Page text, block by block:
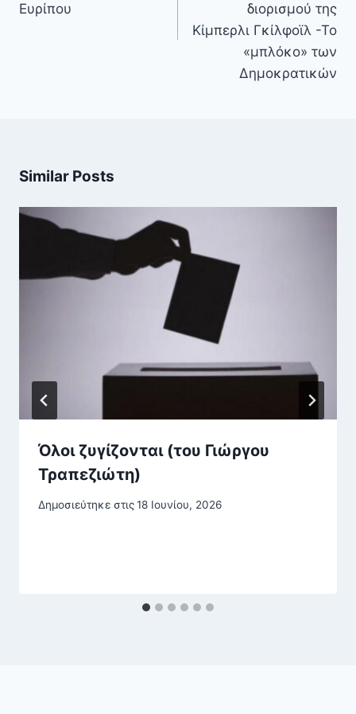
Ευρίπου
διορισμού της
Κίμπερλι Γκίλφοϊλ -Το
«μπλόκο» των
Δημοκρατικών
Similar Posts
Όλοι ζυγίζονται (του Γιώργου
Τραπεζιώτη)
Δημοσιεύτηκε στις18 Ιουνίου, 2026